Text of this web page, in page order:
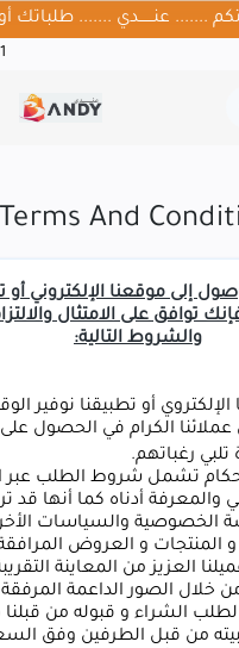
....... عنــــــدي ....... طلباتك
Terms And
إلى موقعنا الإلكتروني أو
توافق على الامتثال
والشروط التالية:
أو تطبيقنا نوفير
الكرام في الحصول
رغباتهم.
تشمل شروط الطلب عبر
والمعرفة أدناه كما أنها
الخصوصية والسياسات
و العروض
العزيز من المعاينة
خلال الصور الداعمة المرفقة
الشراء و قبوله من قبلنا هو
من قبل الطرفين وفق